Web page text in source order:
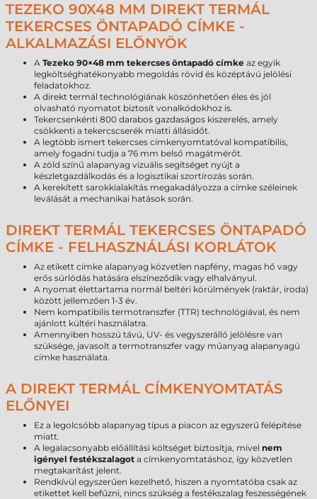
TEZEKO 90X48 MM DIREKT TERMÁL
TEKERCSES ÖNTAPADÓ CÍMKE -
ALKALMAZÁSI ELŐNYÖK
A Tezeko 90×48 mm tekercses öntapadó címke az egyik
legköltséghatékonyabb megoldás rövid és középtávú jelölési
feladatokhoz.
A direkt termál technológiának köszönhetően éles és jól
olvasható nyomatot biztosít vonalkódokhoz is.
Tekercsenkénti 800 darabos gazdaságos kiszerelés, amely
csökkenti a tekercscserék miatti állásidőt.
A legtöbb ismert tekercses címkenyomtatóval kompatibilis,
amely fogadni tudja a 76 mm belső magátmérőt.
A zöld színű alapanyag vizuális segítséget nyújt a
készletgazdálkodás és a logisztikai szortírozás során.
A kerekített sarokkialakítás megakadályozza a címke széleinek
leválását a mechanikai hatások során.
DIREKT TERMÁL TEKERCSES ÖNTAPADÓ
CÍMKE - FELHASZNÁLÁSI KORLÁTOK
Az etikett címke alapanyag közvetlen napfény, magas hő vagy
erős súrlódás hatására elszíneződik vagy elhalványul.
A nyomat élettartama normál beltéri körülmények (raktár, iroda)
között jellemzően 1-3 év.
Nem kompatibilis termotranszfer (TTR) technológiával, és nem
ajánlott kültéri használatra.
Amennyiben hosszú távú, UV- és vegyszerálló jelölésre van
szüksége, javasolt a termotranszfer vagy műanyag alapanyagú
címke használata.
A DIREKT TERMÁL CÍMKENYOMTATÁS
ELŐNYEI
Ez a legolcsóbb alapanyag típus a piacon az egyszerű felépítése
miatt.
A legalacsonyabb előállítási költséget biztosítja, mivel nem
igényel festékszalagot a címkenyomtatáshoz, így közvetlen
megtakarítást jelent.
Rendkívül egyszerűen kezelhető, hiszen a nyomtatóba csak az
etikettet kell befűzni, nincs szükség a festékszalag feszességének